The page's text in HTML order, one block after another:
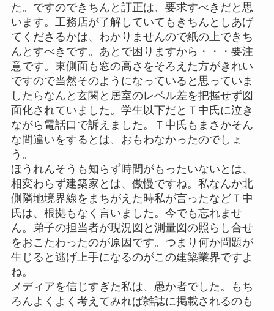
た。ですのできちんと訂正は、要求すべきだと思
います。工務店が了解していてもきちんとしあげ
てくださるかは、わかりませんので紙の上できち
んとすべきです。あとで困りますから・・・要注
意です。東側面も窓の高さをそろえた方がきれい
ですので当然そのようになっていると思っていま
したらなんと玄関と居室のレベル差を把握せず図
面化されていました。学生以下だとＴ中氏に泣き
ながら電話口で訴えました。Ｔ中氏もまさかそん
な間違いをするとは、おもわなかったのでしょ
う。
ほうれんそうも知らず時間がもったいないとは、
相変わらず建築家とは、傲慢ですね。私なんか北
側隣地境界線をまちがえた時私が言ったなどＴ中
氏は、根拠もなく言いました。今でも忘れませ
ん。弟子の担当者が現況図と測量図の照らし合せ
をおこたわったのが原因です。つまり何か問題が
生じると逃げ上手になるのがこの建築業界ですよ
ね。
メディアを信じすぎた私は、愚か者でした。もち
ろんよくよく考えてみれば雑誌に掲載されるのも